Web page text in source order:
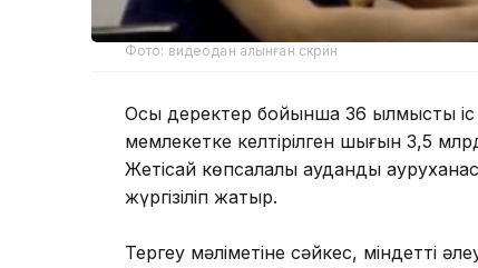
Фото: видеодан алынған скрин
Осы деректер бойынша 36 қылмыстық
мемлекетке келтірілген шығын 3,5
Жетісай көпсалалы аудандық
жүргізіліп жатыр.
Тергеу мәліметіне сәйкес, міндетті